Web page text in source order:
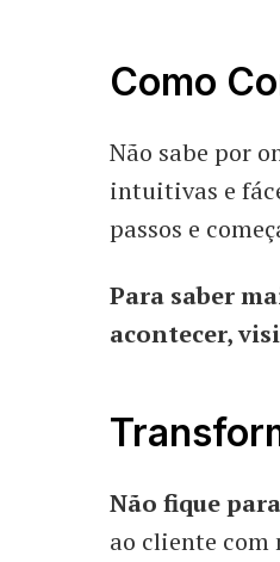
Como
Não sabe por
intuitivas e
passos e
Para saber
acontecer,
Não fique
ao cliente com